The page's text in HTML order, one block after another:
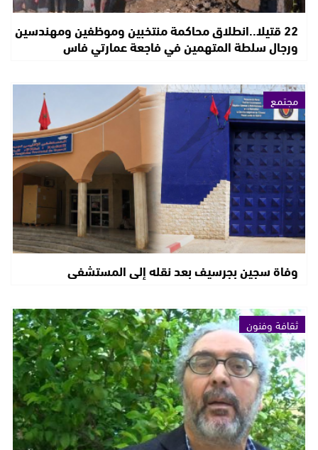
22 قتيلا..انطلاق محاكمة منتخبين وموظفين ومهندسين
ورجال سلطة المتهمين في فاجعة عمارتي فاس
مجتمع
وفاة سجين بجرسيف بعد نقله إلى المستشفى
ثقافة وفنون